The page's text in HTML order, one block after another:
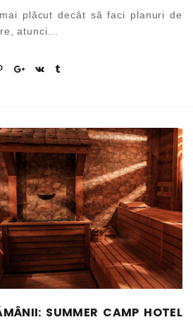
plăcut decât să faci planuri de
atunci...
SUMMER CAMP HOTEL